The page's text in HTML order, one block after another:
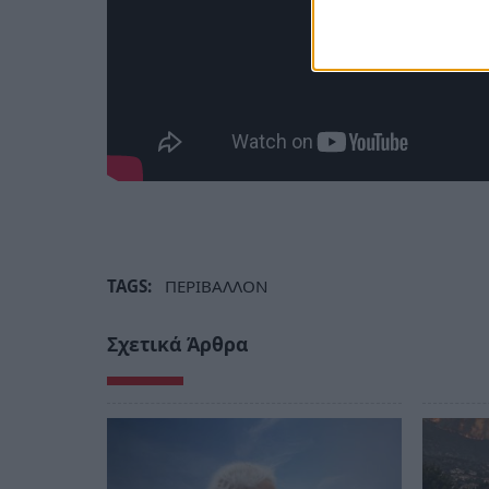
TAGS: ΠΕΡΙΒΑΛΛΟΝ
Σχετικά Άρθρα